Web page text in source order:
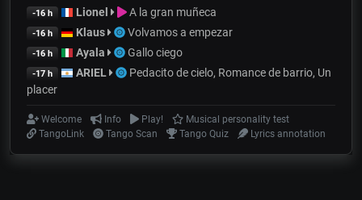
-16 h Lionel A la gran muñeca
-16 h Klaus Volvamos a empezar
-16 h Ayala Gallo ciego
-17 h ARIEL
Pedacito de cielo, Romance de barrio, Un
placer
Welcome Info Play!
Musical personality test
TangoLink
Tango Scan Tango Quiz Lyrics annotation